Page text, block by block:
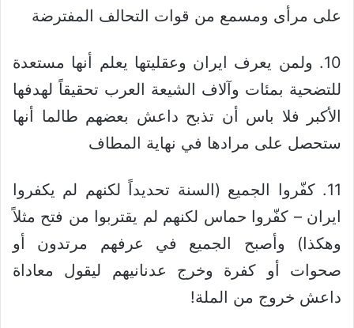
على مرأى ومسمع من قوات التحالف المفترضة
10. ولمن يعرف ايران وعقليتها يعلم أنها مستعدة
للتضحية بمئات وآلاف الشيعة العرب تحقيقاً لهدفها
الأكبر فلا باس أن تذبح داعش بعضهم طالما أنها
ستحصل على مرادها في نهاية المطاف
11. كفّروا الجميع (السنة تحديداً لكنهم لم يكفروا
ايران – كفّروا حماس لكنهم لم يقتربوا من فتح مثلاً
وهكذا) وأصبح الجميع في عرفهم مرتدون أو
صحوات أو كفرة وخرج عدنانيهم ليقول معاداة
داعش خروج من الملة!